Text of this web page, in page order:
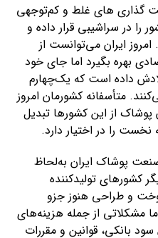
گذاری­‌ های غلط و کم­‌توجهی
در سراشیبی قرار داده و
ایران می­‌توانست از
بهره بگیرد اما جای خود
داده است که یک‌چهارم
متأسفانه کشورمان امروز
پوشاک از این کشورها تبدیل
را در اختیار دارد.
پوشاک ایران به‌لحاظ
کشورهای تولیدکننده
و طراحی هنوز جزو
مشکلاتی از جمله هزینه­‌های
سود بانکی، قوانین و مقررات